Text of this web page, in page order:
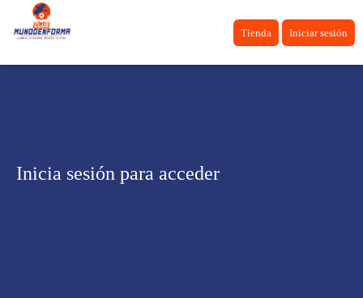
Tienda Iniciar sesión
Inicia sesión para acceder